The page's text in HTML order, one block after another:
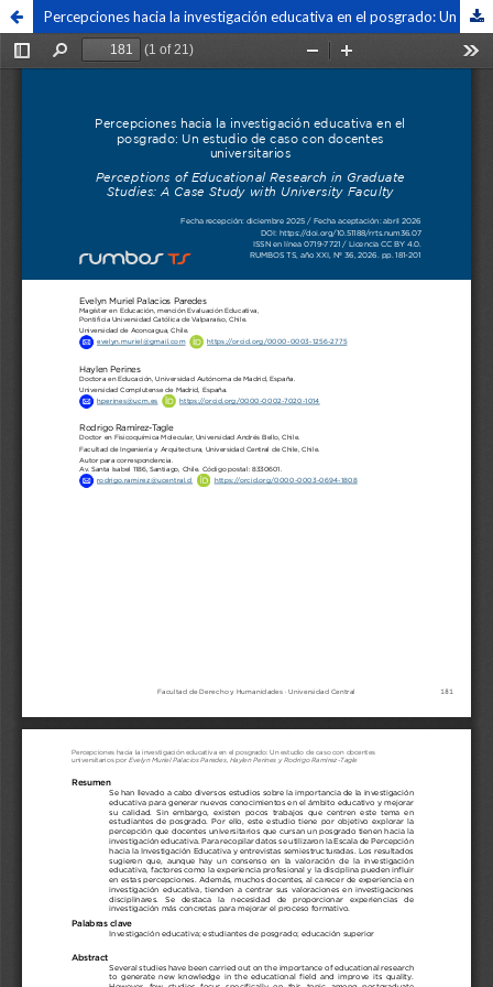
Percepciones hacia la investigación educativa en el posgrado: Un estudio de caso con docentes universitarios